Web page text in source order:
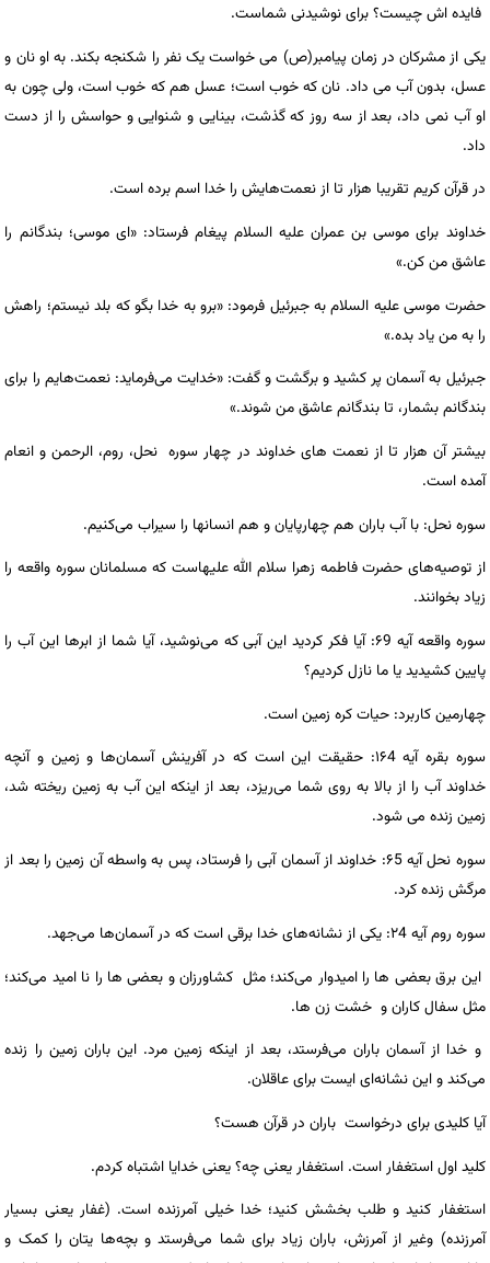
فایده‌ اش چیست؟ برای نوشیدنی شماست.
یکی از مشرکان در زمان پیامبر(ص) می خواست یک نفر را شکنجه بکند. به او نان و
عسل، بدون آب می داد. نان که خوب است؛ عسل هم که خوب است، ولی چون به
او آب نمی داد، بعد از سه روز که گذشت، بینایی و شنوایی و حواسش را از دست
داد.
در قرآن کریم تقریبا هزار تا از نعمت‌هایش را خدا اسم برده است.
خداوند برای موسی بن عمران علیه السلام پیغام فرستاد: «ای موسی؛ بندگانم را
عاشق من کن.»
حضرت موسی علیه السلام به جبرئیل فرمود: «برو به خدا بگو که بلد نیستم؛ راهش
را به من یاد بده.»
جبرئیل به آسمان پر کشید و برگشت و گفت: «خدایت می‌فرماید: نعمت‌هایم را برای
بندگانم بشمار، تا بندگانم عاشق من شوند.»
بیشتر آن هزار تا از نعمت های خداوند در چهار سوره نحل، روم، الرحمن و انعام
آمده است.
سوره نحل: با آب باران هم چهارپایان و هم انسانها را سیراب می‌کنیم.
از توصیه‌های حضرت فاطمه زهرا سلام الله علیهاست که مسلمانان سوره واقعه را
زیاد بخوانند.
سوره واقعه آیه ۶9: آیا فکر کردید این آبی که می‌نوشید، آیا شما از ابرها این آب را
پایین کشیدید یا ما نازل کردیم؟
چهارمین کاربرد: حیات کره زمین است.
سوره بقره آیه ۱۶4: حقیقت این است که در آفرینش آسمان‌ها و زمین و آنچه
خداوند آب را از بالا به روی شما می‌ریزد، بعد از اینکه این آب به زمین ریخته شد،
زمین زنده می شود.
سوره نحل آیه ۶5: خداوند از آسمان آبی را فرستاد، پس به واسطه آن زمین را بعد از
مرگش زنده کرد.
سوره روم آیه ۲4: یکی از نشانه‌های خدا برقی است که در آسمان‌ها می‌جهد.
این برق بعضی ها را امیدوار می‌کند؛ مثل کشاورزان و بعضی ها را نا امید می‌کند؛
مثل سفال کاران و خشت زن ها.
و خدا از آسمان باران می‌فرستد، بعد از اینکه زمین مرد. این باران زمین را زنده
می‌کند و این نشانه‌ای ایست برای عاقلان.
آیا کلیدی برای درخواست باران در قرآن هست؟
کلید اول استغفار است. استغفار یعنی چه؟ یعنی خدایا اشتباه کردم.
استغفار کنید و طلب بخشش کنید؛ خدا خیلی آمرزنده است. (غفار یعنی بسیار
آمرزنده) وغیر از آمرزش، باران زیاد برای شما می‌فرستد و بچه‌ها یتان را کمک و